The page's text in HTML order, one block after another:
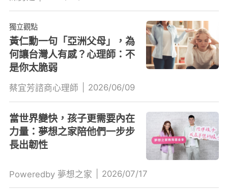
獨立觀點
黃仁勳一句「亞洲父母」，為
何讓台灣人有感？心理師：不
是你太脆弱
蔡宜芳諮商心理師 2026/06/09
當世界變快，孩子更需要內在
力量：夢想之家陪他們一步步
長出韌性
Poweredby 夢想之家 2026/07/17